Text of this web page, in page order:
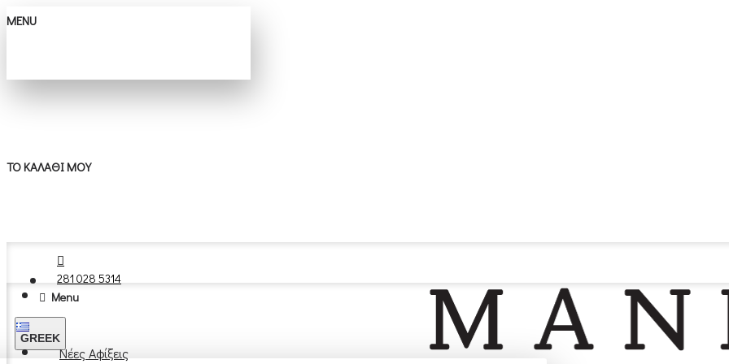
MENU
ΤΟ ΚΑΛΆΘΙ ΜΟΥ
281 028 5314
GREEK
Menu
Νέες Αφίξεις